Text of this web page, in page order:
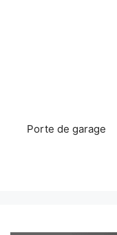
Porte de garage